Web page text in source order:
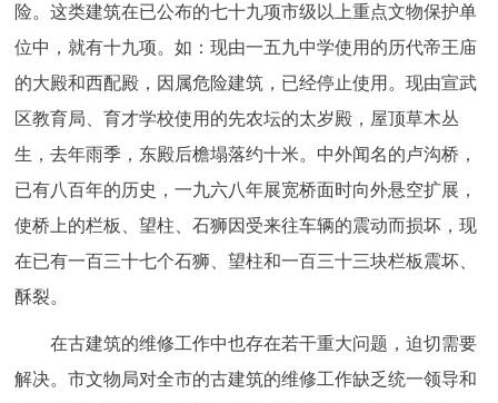
险。这类建筑在已公布的七十九项市级以上重点文物保护单
位中，就有十九项。如：现由一五九中学使用的历代帝王庙
的大殿和西配殿，因属危险建筑，已经停止使用。现由宣武
区教育局、育才学校使用的先农坛的太岁殿，屋顶草木丛
生，去年雨季，东殿后檐塌落约十米。中外闻名的卢沟桥，
已有八百年的历史，一九六八年展宽桥面时向外悬空扩展，
使桥上的栏板、望柱、石狮因受来往车辆的震动而损坏，现
在已有一百三十七个石狮、望柱和一百三十三块栏板震坏、
酥裂。
在古建筑的维修工作中也存在若干重大问题，迫切需要
解决。市文物局对全市的古建筑的维修工作缺乏统一领导和